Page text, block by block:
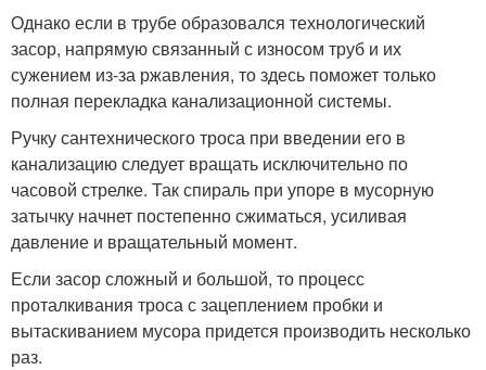
Однако если в трубе образовался технологический
засор, напрямую связанный с износом труб и их
сужением из-за ржавления, то здесь поможет только
полная перекладка канализационной системы.
Ручку сантехнического троса при введении его в
канализацию следует вращать исключительно по
часовой стрелке. Так спираль при упоре в мусорную
затычку начнет постепенно сжиматься, усиливая
давление и вращательный момент.
Если засор сложный и большой, то процесс
проталкивания троса с зацеплением пробки и
вытаскиванием мусора придется производить несколько
раз.